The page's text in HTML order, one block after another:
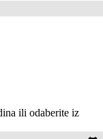
ili odaberite iz